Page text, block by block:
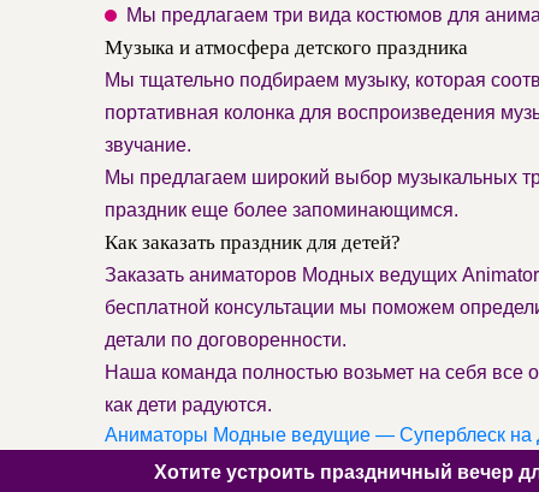
Мы предлагаем три вида костюмов для
Музыка и атмосфера детского праздника
Мы тщательно подбираем музыку, которая
портативная колонка для воспроизведения
звучание.
Мы предлагаем широкий выбор музыкальных
праздник еще более запоминающимся.
Как заказать праздник для детей?
Заказать аниматоров Модных ведущих Animator
бесплатной консультации мы поможем
детали по договоренности.
Наша команда полностью возьмет на себя все
как дети радуются.
Аниматоры Модные ведущие — Суперблеск на
Хотите устроить праздничный вечер